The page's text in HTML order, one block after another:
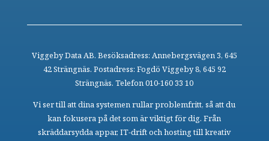
Viggeby Data AB. Besöksadress: Annebergsvägen 3, 645
42 Strängnäs. Postadress: Fogdö Viggeby 8, 645 92
Strängnäs. Telefon 010-160 33 10
Vi ser till att dina systemen rullar problemfritt, så att du
kan fokusera på det som är viktigt för dig. Från
skräddarsydda appar, IT-drift och hosting till kreativ